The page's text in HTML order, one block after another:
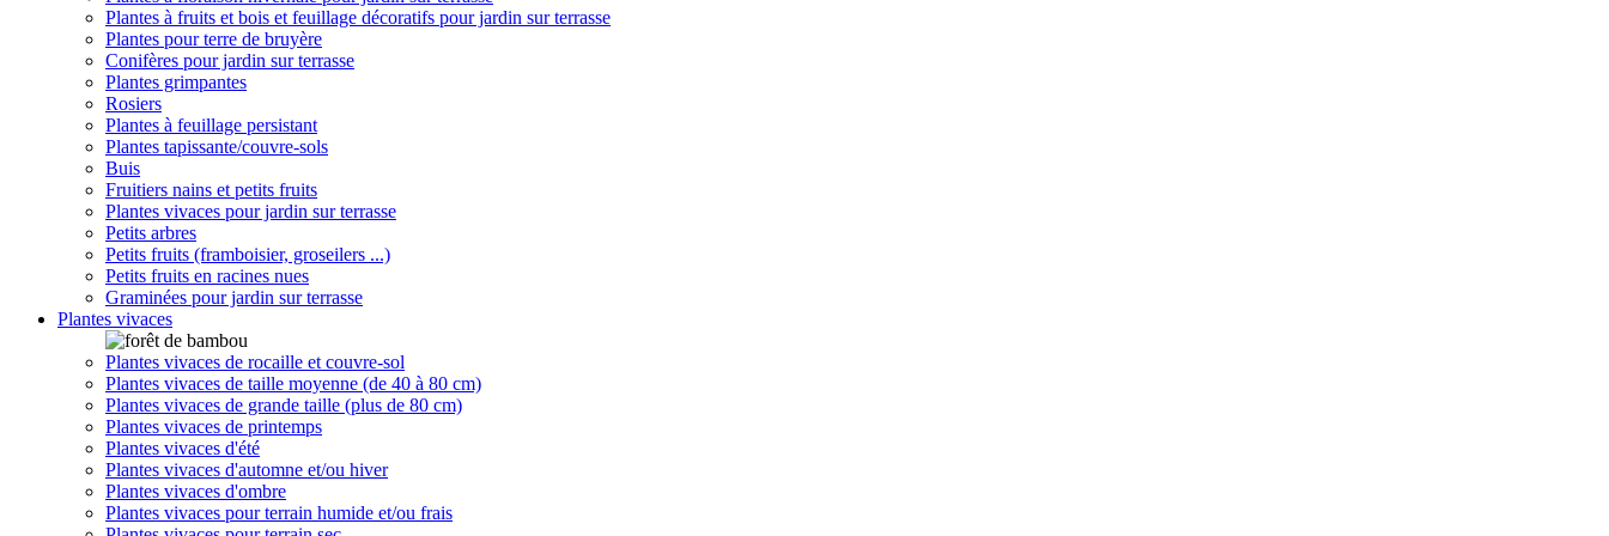
Plantes à fruits et bois et feuillage décoratifs pour jardin sur terrasse
Plantes pour terre de bruyère
Conifères pour jardin sur terrasse
Plantes grimpantes
Rosiers
Plantes à feuillage persistant
Plantes tapissante/couvre-sols
Buis
Fruitiers nains et petits fruits
Plantes vivaces pour jardin sur terrasse
Petits arbres
Petits fruits (framboisier, groseilers ...)
Petits fruits en racines nues
Graminées pour jardin sur terrasse
Plantes vivaces
Plantes vivaces de rocaille et couvre-sol
Plantes vivaces de taille moyenne (de 40 à 80 cm)
Plantes vivaces de grande taille (plus de 80 cm)
Plantes vivaces de printemps
Plantes vivaces d'été
Plantes vivaces d'automne et/ou hiver
Plantes vivaces d'ombre
Plantes vivaces pour terrain humide et/ou frais